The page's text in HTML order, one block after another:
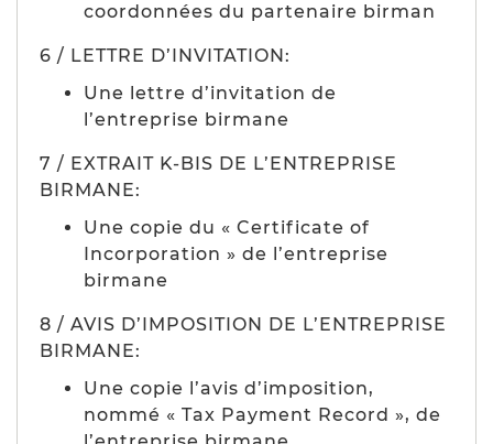
coordonnées du partenaire birman
6 / LETTRE D’INVITATION:
Une lettre d’invitation de
l’entreprise birmane
7 / EXTRAIT K-BIS DE L’ENTREPRISE
BIRMANE:
Une copie du « Certificate of
Incorporation » de l’entreprise
birmane
8 / AVIS D’IMPOSITION DE L’ENTREPRISE
BIRMANE:
Une copie l’avis d’imposition,
nommé « Tax Payment Record », de